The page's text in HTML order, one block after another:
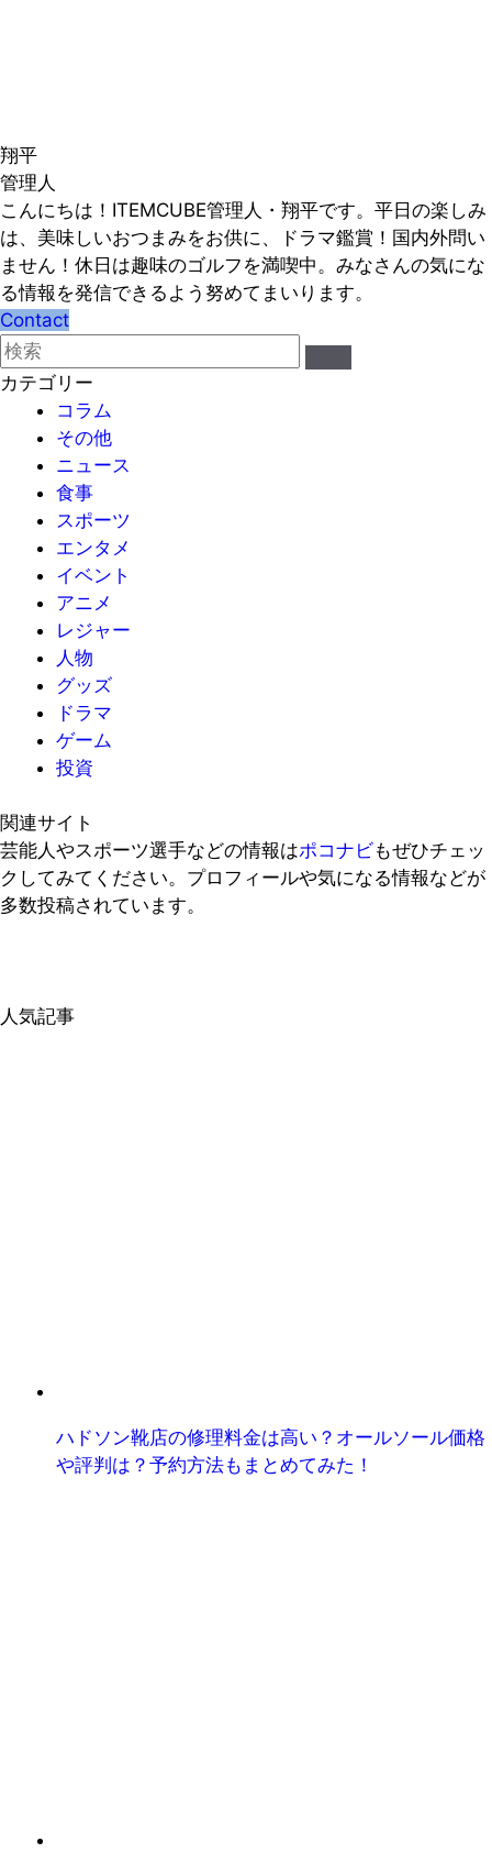
翔平
管理人
こんにちは！ITEMCUBE管理人・翔平です。平日の楽しみ
は、美味しいおつまみをお供に、ドラマ鑑賞！国内外問い
ません！休日は趣味のゴルフを満喫中。みなさんの気にな
る情報を発信できるよう努めてまいります。
Contact
カテゴリー
コラム
その他
ニュース
食事
スポーツ
エンタメ
イベント
アニメ
レジャー
人物
グッズ
ドラマ
ゲーム
投資
関連サイト
芸能人やスポーツ選手などの情報はポコナビもぜひチェッ
クしてみてください。プロフィールや気になる情報などが
多数投稿されています。
人気記事
ハドソン靴店の修理料金は高い？オールソール価格
や評判は？予約方法もまとめてみた！